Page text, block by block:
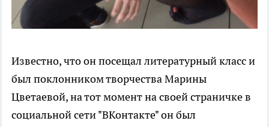
Известно, что он посещал литературный класс и
был поклонником творчества Марины
Цветаевой, на тот момент на своей страничке в
социальной сети "ВКонтакте" он был